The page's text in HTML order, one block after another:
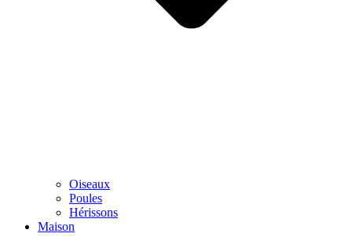
Oiseaux
Poules
Hérissons
Maison